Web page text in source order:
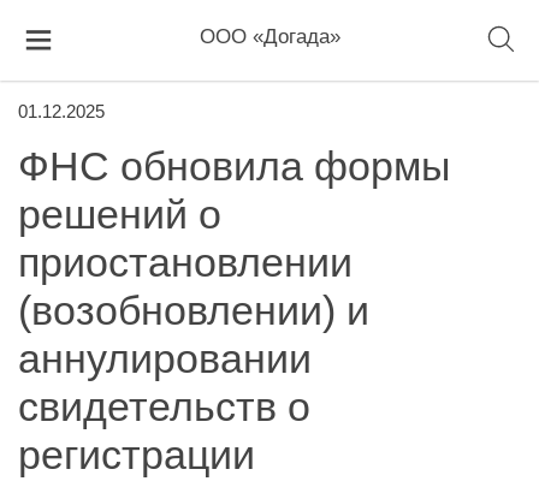
ООО «Догада»
01.12.2025
ФНС обновила формы
решений о
приостановлении
(возобновлении) и
аннулировании
свидетельств о
регистрации